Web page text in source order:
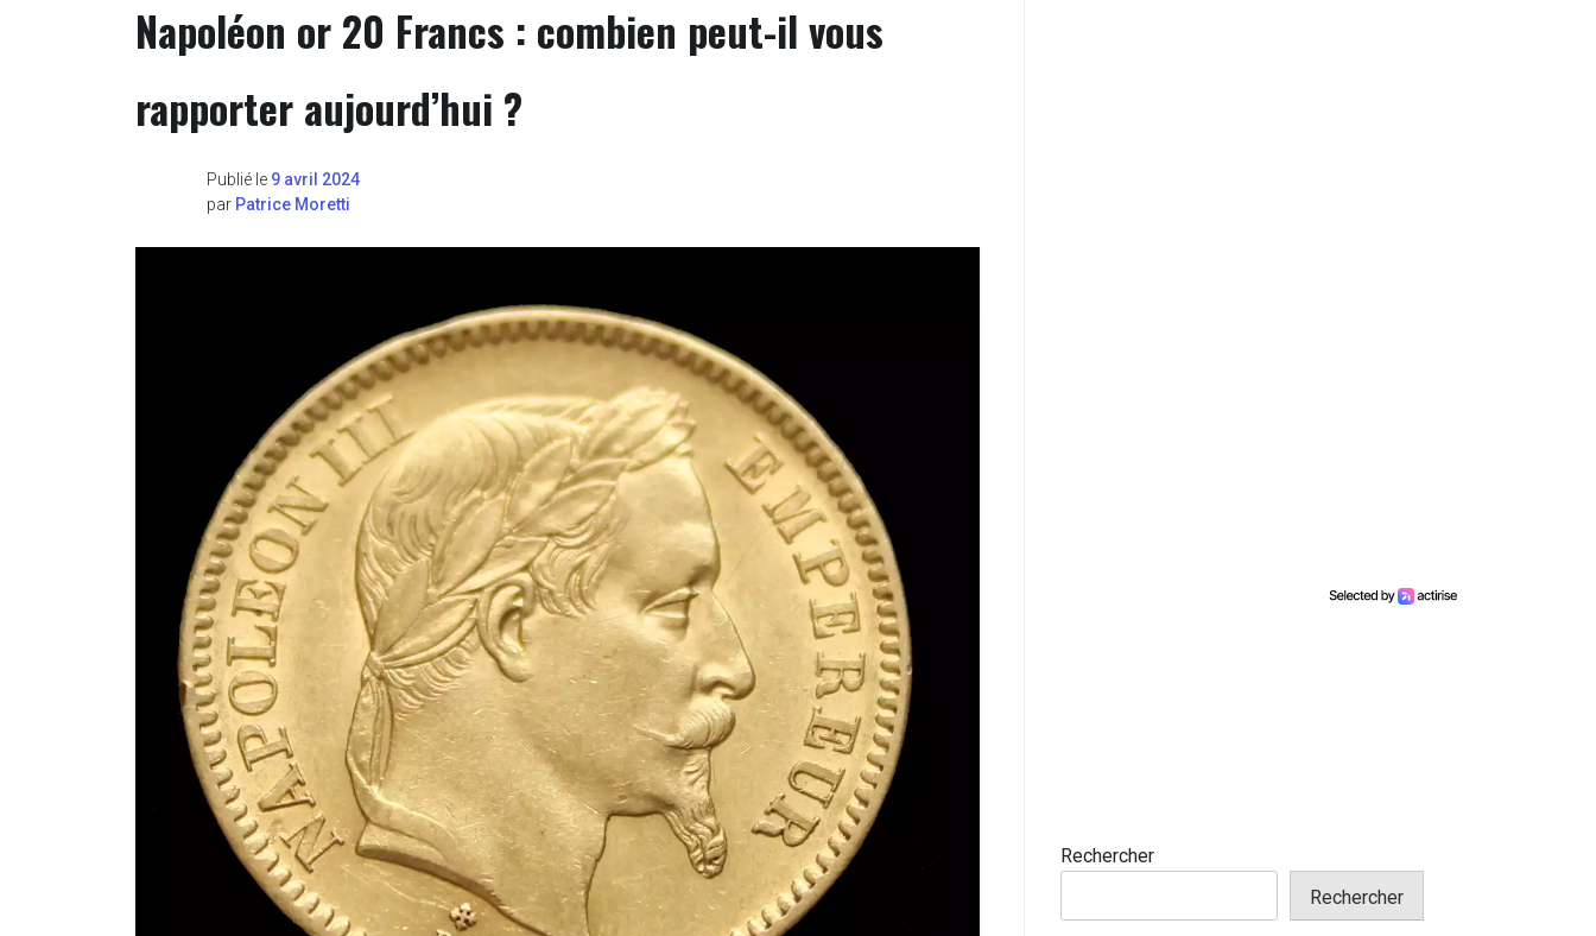
Napoléon or 20 Francs : combien peut-il vous
rapporter aujourd’hui ?
Publié le 9 avril 2024
par Patrice Moretti
Rechercher
Rechercher